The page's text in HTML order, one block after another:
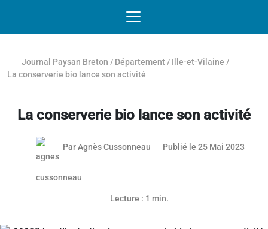
Journal Paysan Breton / Département / Ille-et-Vilaine /
La conserverie bio lance son activité
La conserverie bio lance son activité
Article réservé aux abonnés
ParAgnès Cussonneau Publié le 25 Mai 202312
Lecture : 1 min.